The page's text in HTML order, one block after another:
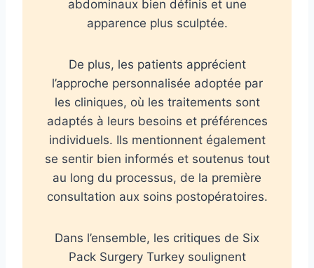
abdominaux bien définis et une
apparence plus sculptée.
De plus, les patients apprécient
l’approche personnalisée adoptée par
les cliniques, où les traitements sont
adaptés à leurs besoins et préférences
individuels. Ils mentionnent également
se sentir bien informés et soutenus tout
au long du processus, de la première
consultation aux soins postopératoires.
Dans l’ensemble, les critiques de Six
Pack Surgery Turkey soulignent